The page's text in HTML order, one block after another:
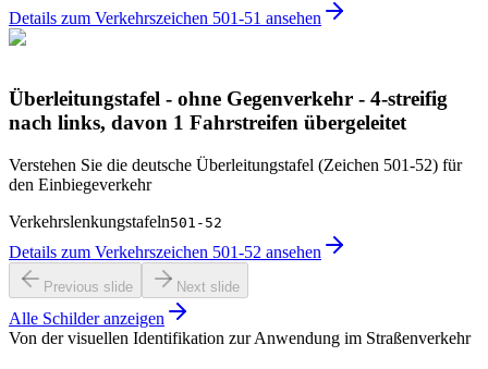
Details zum Verkehrszeichen 501-51 ansehen
Überleitungstafel - ohne Gegenverkehr - 4-streifig
nach links, davon 1 Fahrstreifen übergeleitet
Verstehen Sie die deutsche Überleitungstafel (Zeichen 501-52) für
den Einbiegeverkehr
Verkehrslenkungstafeln501-52
Details zum Verkehrszeichen 501-52 ansehen
Previous slide Next slide
Alle Schilder anzeigen
Von der visuellen Identifikation zur Anwendung im Straßenverkehr